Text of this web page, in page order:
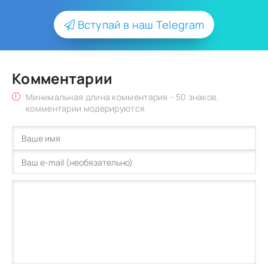
Вступай в наш Telegram
Комментарии
Минимальная длина комментария - 50 знаков.
комментарии модерируются